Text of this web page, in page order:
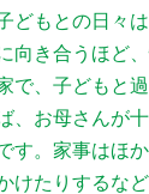
どもとの日々
向き合うほど
で、子どもと
、お母さんが
す。家事はほ
けたりするな